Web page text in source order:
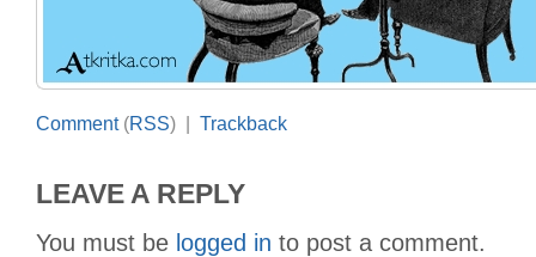
Comment(RSS) | Trackback
LEAVE A REPLY
You must be logged in to post a comment.